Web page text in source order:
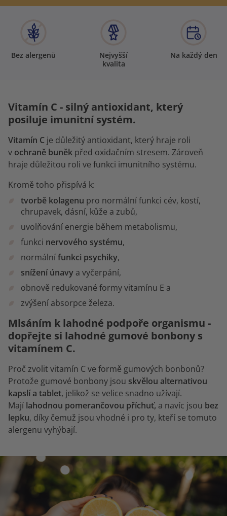
Bez alergenů
Nejvyšší
kvalita
Na každý den
Vitamín C - silný antioxidant, který
posiluje imunitní systém.
Vitamín C je důležitý antioxidant, který hraje roli
v ochraně buněk před oxidačním stresem. Zároveň
hraje důležitou roli ve funkci imunitního systému.
Kromě toho přispívá k:
tvorbě kolagenu pro normální funkci cév, kostí,
chrupavek, dásní, kůže a zubů,
uvolňování energie během metabolismu,
funkci nervového systému,
normálnífunkci psychiky,
snížení únavy a vyčerpání,
obnově redukované formy vitamínu E a
zvýšení absorpce železa.
Mlsáním k lahodné podpoře organismu -
dopřejte si lahodné gumové bonbony s
vitamínem C.
Proč zvolit vitamín C ve formě gumových bonbonů?
Protože gumové bonbony jsou skvělou alternativou
kapslí a tablet, jelikož se velice snadno užívají.
Mají lahodnou pomerančovou příchuť, a navíc jsou bez
lepku, díky čemuž jsou vhodné i pro ty, kteří se tomuto
alergenu vyhýbají.